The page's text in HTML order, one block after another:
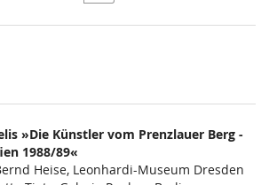
»Die Künstler vom Prenzlauer Berg -
1988/89«
Heise, Leonhardi-Museum Dresden